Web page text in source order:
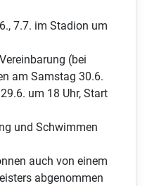
7.7. im Stadion um
(bei
am Samstag 30.6.
um 18 Uhr, Start
und Schwimmen
auch von einem
abgenommen